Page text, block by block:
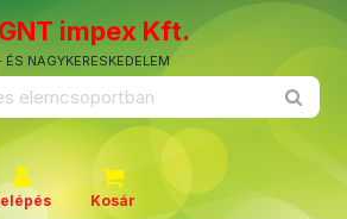
GNT impex Kft.
ÉS NAGYKERESKEDELEM
Kosár